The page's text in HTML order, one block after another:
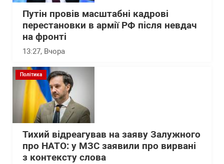
Путін провів масштабні кадрові
перестановки в армії РФ після невдач
на фронті
13:27, Вчора
Політика
Тихий відреагував на заяву Залужного
про НАТО: у МЗС заявили про вирвані
з контексту слова